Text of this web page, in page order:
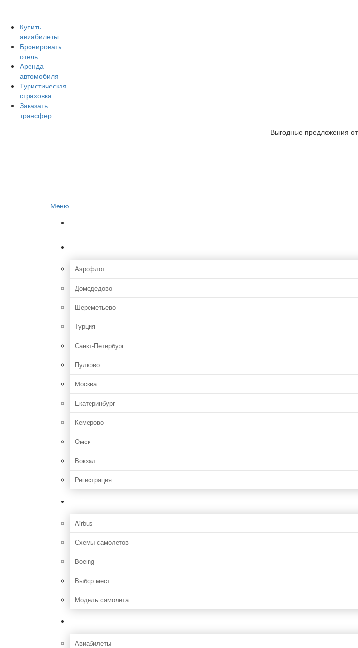
Купить
авиабилеты
Бронировать
отель
Аренда
автомобиля
Туристическая
страховка
Заказать
трансфер
Выгодные предложения
Меню
Аэрофлот
Домодедово
Шереметьево
Турция
Санкт-Петербург
Пулково
Москва
Екатеринбург
Кемерово
Омск
Вокзал
Регистрация
Airbus
Схемы самолетов
Boeing
Выбор мест
Модель самолета
Авиабилеты